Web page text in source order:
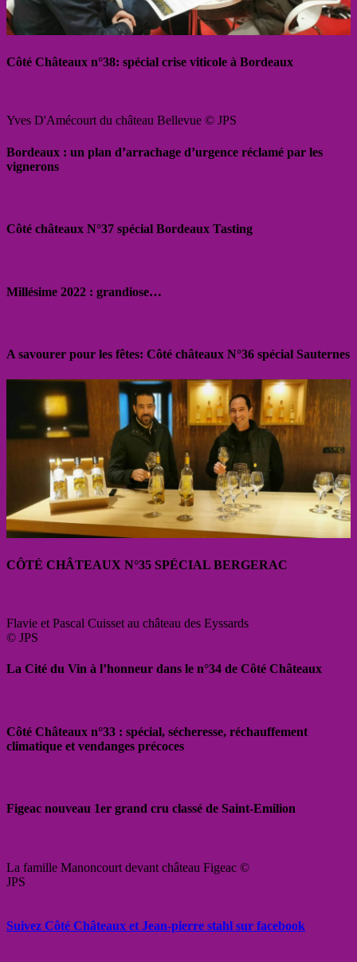
Côté Châteaux n°38: spécial crise viticole à Bordeaux
Yves D'Amécourt du château Bellevue © JPS
Bordeaux : un plan d’arrachage d’urgence réclamé par les
vignerons
Côté châteaux N°37 spécial Bordeaux Tasting
Millésime 2022 : grandiose…
A savourer pour les fêtes: Côté châteaux N°36 spécial Sauternes
CÔTÉ CHÂTEAUX N°35 SPÉCIAL BERGERAC
Flavie et Pascal Cuisset au château des Eyssards
© JPS
La Cité du Vin à l’honneur dans le n°34 de Côté Châteaux
Côté Châteaux n°33 : spécial, sécheresse, réchauffement
climatique et vendanges précoces
Figeac nouveau 1er grand cru classé de Saint-Emilion
La famille Manoncourt devant château Figeac ©
JPS
Suivez Côté Châteaux et Jean-pierre stahl sur facebook